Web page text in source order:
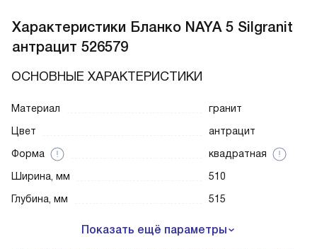
Характеристики Бланко NAYA 5 Silgranit
антрацит 526579
ОСНОВНЫЕ ХАРАКТЕРИСТИКИ
Материал
гранит
Цвет
антрацит
Форма
квадратная
Ширина, мм
510
Глубина, мм
515
Показать ещё параметры